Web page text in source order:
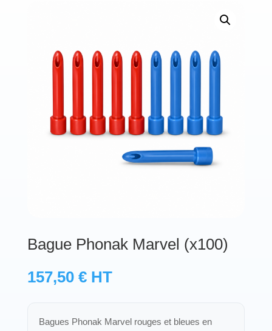
Matériels pour prise d'empreintes
Outillage pour embouts
Outillages & consommables
À PROPOS
Qui est LNEA ?
Bague Phonak Marvel (x100)
157,50 € HT
Bagues Phonak Marvel rouges et bleues en